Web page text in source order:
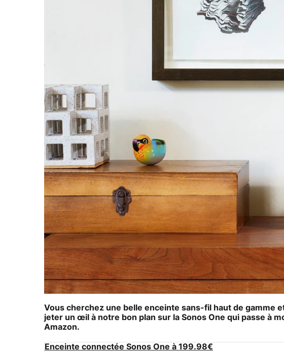
Vous cherchez une belle enceinte sans-fil haut de gamme
jeter un œil à notre bon plan sur la Sonos One qui passe à
Amazon.
Enceinte connectée Sonos One à 199.98€